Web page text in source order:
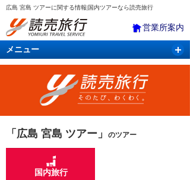
広島 宮島 ツアーに関する情報|国内ツアーなら読売旅行
営業所案内
メニュー
国内旅行 バスツアー 海外旅行
「広島 宮島 ツアー」 のツアー
国内旅行